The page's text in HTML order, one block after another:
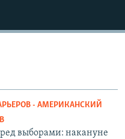
- АМЕРИКАНСКИЙ
выборами: накануне